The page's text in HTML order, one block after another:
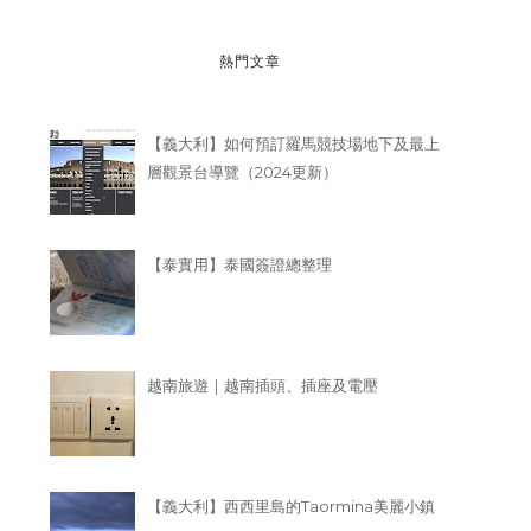
熱門文章
【義大利】如何預訂羅馬競技場地下及最上
層觀景台導覽（2024更新）
【泰實用】泰國簽證總整理
越南旅遊｜越南插頭、插座及電壓
【義大利】西西里島的Taormina美麗小鎮